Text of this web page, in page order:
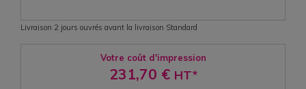
Livraison 2 jours ouvrés avant la livraison Standard
Votre coût d'impression
231,70 € HT*